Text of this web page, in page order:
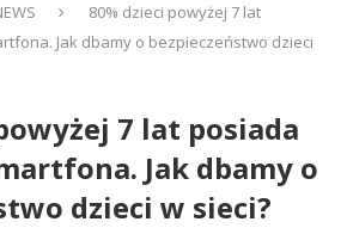
80% dzieci powyżej 7 lat
Jak dbamy o bezpieczeństwo dzieci
7 lat posiada
Jak dbamy o
dzieci w sieci?